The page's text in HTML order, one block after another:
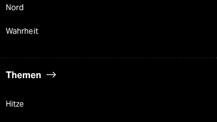
Nord
Wahrheit
Themen
Hitze